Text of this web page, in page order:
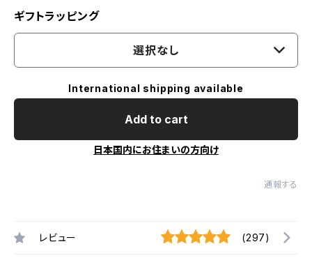
ギフトラッピング
選択なし
International shipping available
Add to cart
日本国内にお住まいの方向け
通報する
レビュー (297)